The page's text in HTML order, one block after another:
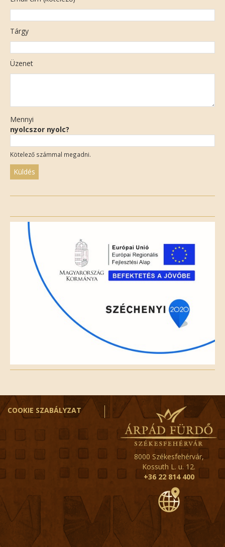
Tárgy
Üzenet
Mennyi
nyolcszor nyolc?
Kötelező számmal megadni.
field
empty.
COOKIE SZABÁLYZAT
8000 Székesfehérvár,
Kossuth L. u. 12.
+36 22 814 400